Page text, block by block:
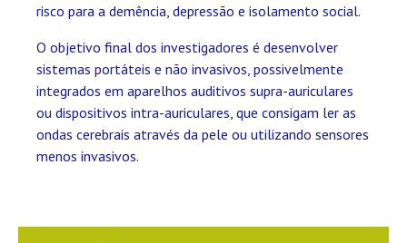
risco para a demência, depressão e isolamento social.
O objetivo final dos investigadores é desenvolver
sistemas portáteis e não invasivos, possivelmente
integrados em aparelhos auditivos supra-auriculares
ou dispositivos intra-auriculares, que consigam ler as
ondas cerebrais através da pele ou utilizando sensores
menos invasivos.